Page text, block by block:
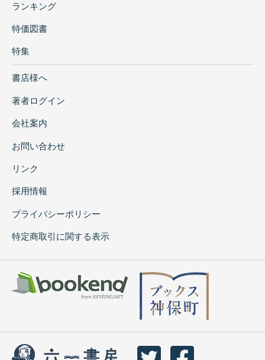
ランキング
特価図書
特集
書店様へ
著者ログイン
会社案内
お問い合わせ
リンク
採用情報
プライバシーポリシー
特定商取引に関する表示